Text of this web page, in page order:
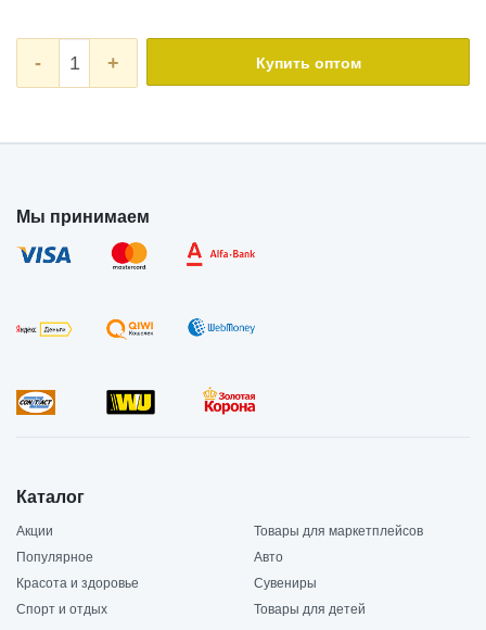
- + Купить оптом
Мы принимаем
Каталог
Акции
Товары для маркетплейсов
Популярное
Авто
Красота и здоровье
Сувениры
Спорт и отдых
Товары для детей